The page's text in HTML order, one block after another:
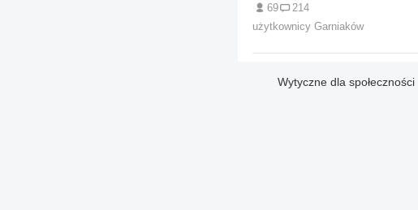
69
214
użytkownicy Garniaków
Wytyczne dla społeczności